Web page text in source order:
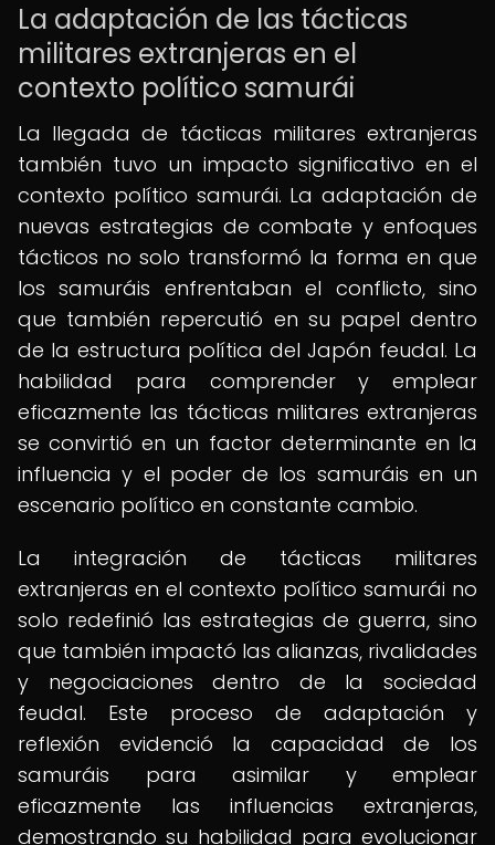
La adaptación de las tácticas
militares extranjeras en el
contexto político samurái
La llegada de tácticas militares extranjeras
también tuvo un impacto significativo en el
contexto político samurái. La adaptación de
nuevas estrategias de combate y enfoques
tácticos no solo transformó la forma en que
los samuráis enfrentaban el conflicto, sino
que también repercutió en su papel dentro
de la estructura política del Japón feudal. La
habilidad para comprender y emplear
eficazmente las tácticas militares extranjeras
se convirtió en un factor determinante en la
influencia y el poder de los samuráis en un
escenario político en constante cambio.
La integración de tácticas militares
extranjeras en el contexto político samurái no
solo redefinió las estrategias de guerra, sino
que también impactó las alianzas, rivalidades
y negociaciones dentro de la sociedad
feudal. Este proceso de adaptación y
reflexión evidenció la capacidad de los
samuráis para asimilar y emplear
eficazmente las influencias extranjeras,
demostrando su habilidad para evolucionar